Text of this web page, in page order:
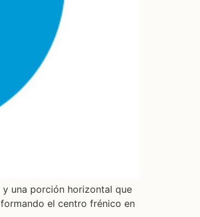
y una porción horizontal que
el centro frénico en